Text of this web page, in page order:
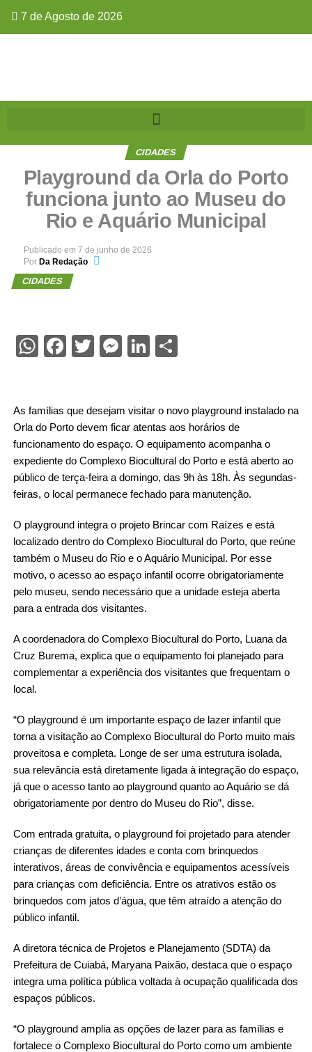
7 de Agosto de 2026
CIDADES
Playground da Orla do Porto
funciona junto ao Museu do
Rio e Aquário Municipal
Publicado em 7 de junho de 2026
Por Da Redação
CIDADES
WhatsApp
Facebook
Twitter
Messenger
LinkedIn
Share
As famílias que desejam visitar o novo playground instalado na
Orla do Porto devem ficar atentas aos horários de
funcionamento do espaço. O equipamento acompanha o
expediente do Complexo Biocultural do Porto e está aberto ao
público de terça-feira a domingo, das 9h às 18h. Às segundas-
feiras, o local permanece fechado para manutenção.
O playground integra o projeto Brincar com Raízes e está
localizado dentro do Complexo Biocultural do Porto, que reúne
também o Museu do Rio e o Aquário Municipal. Por esse
motivo, o acesso ao espaço infantil ocorre obrigatoriamente
pelo museu, sendo necessário que a unidade esteja aberta
para a entrada dos visitantes.
A coordenadora do Complexo Biocultural do Porto, Luana da
Cruz Burema, explica que o equipamento foi planejado para
complementar a experiência dos visitantes que frequentam o
local.
“O playground é um importante espaço de lazer infantil que
torna a visitação ao Complexo Biocultural do Porto muito mais
proveitosa e completa. Longe de ser uma estrutura isolada,
sua relevância está diretamente ligada à integração do espaço,
já que o acesso tanto ao playground quanto ao Aquário se dá
obrigatoriamente por dentro do Museu do Rio”, disse.
Com entrada gratuita, o playground foi projetado para atender
crianças de diferentes idades e conta com brinquedos
interativos, áreas de convivência e equipamentos acessíveis
para crianças com deficiência. Entre os atrativos estão os
brinquedos com jatos d’água, que têm atraído a atenção do
público infantil.
A diretora técnica de Projetos e Planejamento (SDTA) da
Prefeitura de Cuiabá, Maryana Paixão, destaca que o espaço
integra uma política pública voltada à ocupação qualificada dos
espaços públicos.
“O playground amplia as opções de lazer para as famílias e
fortalece o Complexo Biocultural do Porto como um ambiente